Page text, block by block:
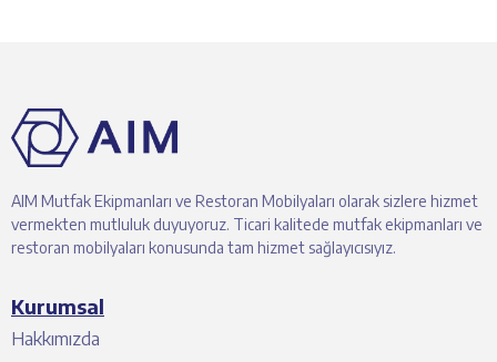
AIM Mutfak Ekipmanları ve Restoran Mobilyaları olarak sizlere hizmet
vermekten mutluluk duyuyoruz. Ticari kalitede mutfak ekipmanları ve
restoran mobilyaları konusunda tam hizmet sağlayıcısıyız.
Kurumsal
Hakkımızda